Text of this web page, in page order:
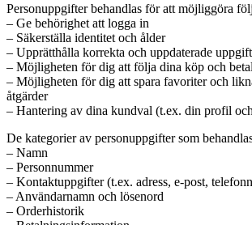
Personuppgifter behandlas för att möjliggöra
– Ge behörighet att logga in
– Säkerställa identitet och ålder
– Upprätthålla korrekta och uppdaterade
– Möjligheten för dig att följa dina köp och
– Möjligheten för dig att spara favoriter och
åtgärder
– Hantering av dina kundval (t.ex. din profil
De kategorier av personuppgifter som
– Namn
– Personnummer
– Kontaktuppgifter (t.ex. adress, e-post,
– Användarnamn och lösenord
– Orderhistorik